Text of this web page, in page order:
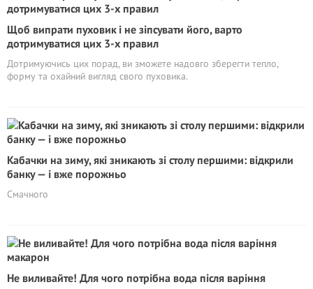
Щоб випрати пуховик і не зіпсувати його, варто
дотримуватися цих 3-х правил
Дотримуючись цих порад, ви зможете надовго зберегти тепло,
форму та охайний вигляд свого пуховика.
Кабачки на зиму, які зникають зі столу першими: відкрили
банку — і вже порожньо
Смачного
Не виливайте! Для чого потрібна вода після варіння